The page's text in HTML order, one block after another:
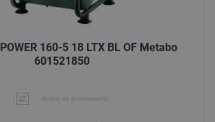
160-5 18 LTX BL OF Metabo
601521850
dodaj do porównania